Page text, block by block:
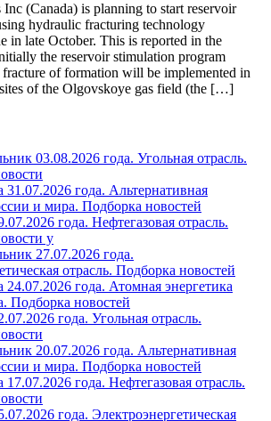
(Canada) is planning to start reservoir
hydraulic fracturing technology
in late October. This is reported in the
the reservoir stimulation program
of formation will be implemented in
of the Olgovskoye gas field (the […]
03.08.2026 года. Угольная отрасль.
31.07.2026 года. Альтернативная
и мира. Подборка новостей
года. Нефтегазовая отрасль.
у
27.07.2026 года.
отрасль. Подборка новостей
24.07.2026 года. Атомная энергетика
Подборка новостей
года. Угольная отрасль.
20.07.2026 года. Альтернативная
и мира. Подборка новостей
года. Нефтегазовая отрасль.
года. Электроэнергетическая